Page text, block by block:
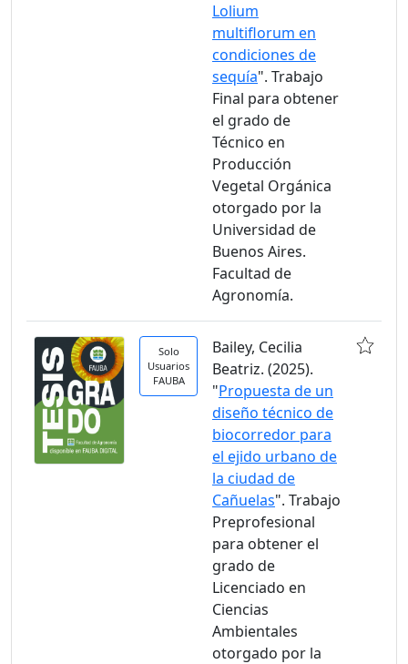
Lolium
multiflorum en
condiciones de
sequía". Trabajo
Final para obtener
el grado de
Técnico en
Producción
Vegetal Orgánica
otorgado por la
Universidad de
Buenos Aires.
Facultad de
Agronomía.
Solo
Usuarios
FAUBA
Bailey, Cecilia
Beatriz. (2025).
"Propuesta de un
diseño técnico de
biocorredor para
el ejido urbano de
la ciudad de
Cañuelas". Trabajo
Preprofesional
para obtener el
grado de
Licenciado en
Ciencias
Ambientales
otorgado por la